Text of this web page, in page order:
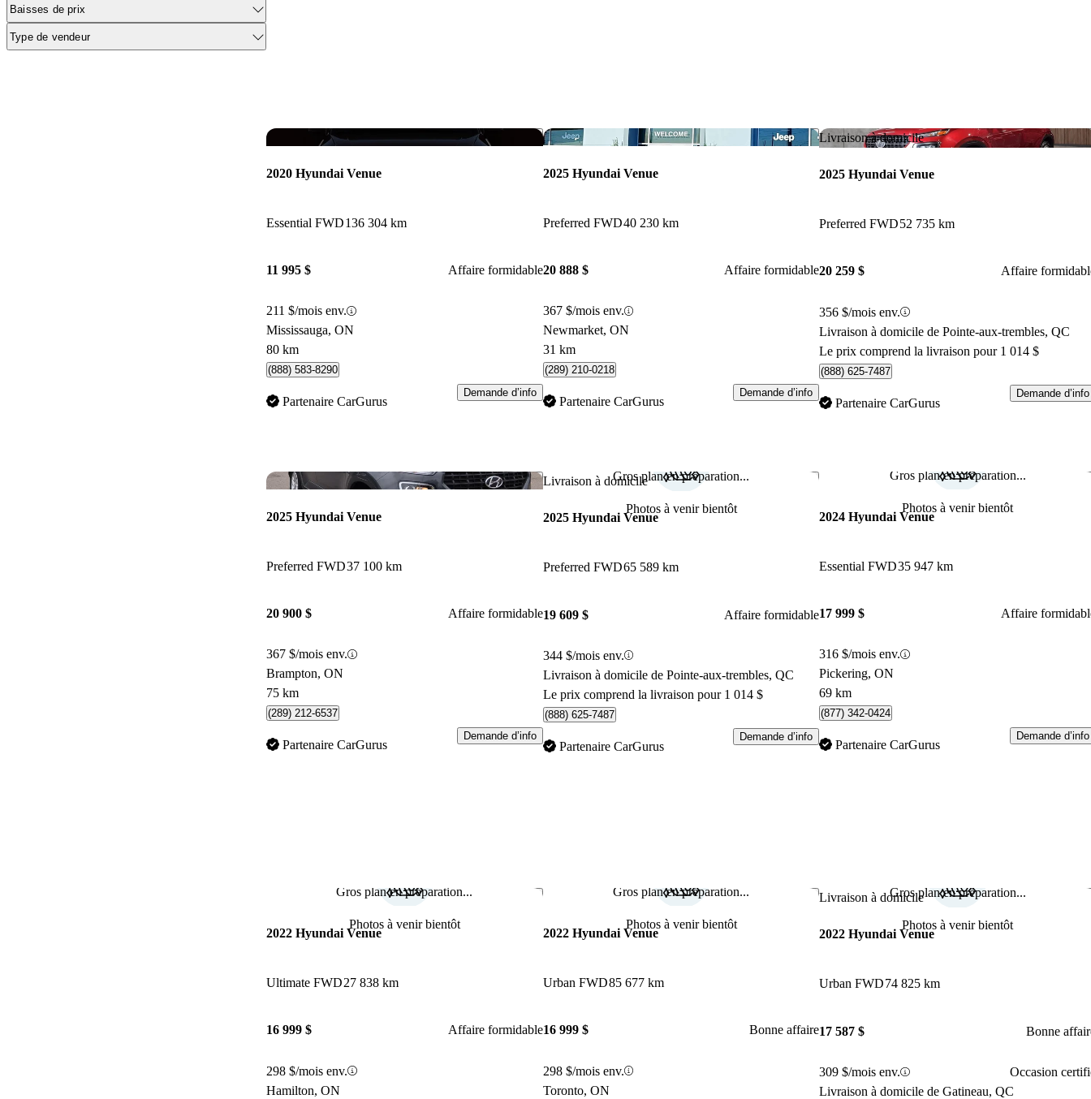
Baisses de prix
Type de vendeur
Enregistrer cette annonce
2020 Hyundai Venue
Essential FWD136 304 km
11 995 $ Affaire formidable
211 $/mois env.
Mississauga, ON
80 km
(888) 583-8290
Partenaire CarGurus
Demande d’info
Enregistrer cette annonce
2025 Hyundai Venue
Preferred FWD40 230 km
20 888 $ Affaire formidable
367 $/mois env.
Newmarket, ON
31 km
(289) 210-0218
Partenaire CarGurus
Demande d’info
Livraison à domicile
2025 Hyundai Venue
Preferred FWD52 735 km
20 259 $ Affaire
356 $/mois env.
Livraison à domicile de Pointe-aux-trembles, QC
Le prix comprend la livraison pour 1 014 $
(888) 625-7487
Partenaire CarGurus
Demande d’info
Enregistrer cette annonce
2025 Hyundai Venue
Preferred FWD37 100 km
20 900 $ Affaire formidable
367 $/mois env.
Brampton, ON
75 km
(289) 212-6537
Partenaire CarGurus
Demande d’info
Gros plan en préparation...
Photos à venir bientôt
Livraison à domicile Enregistrer cette annonce
2025 Hyundai Venue
Preferred FWD65 589 km
19 609 $ Affaire formidable
344 $/mois env.
Livraison à domicile de Pointe-aux-trembles, QC
Le prix comprend la livraison pour 1 014 $
(888) 625-7487
Partenaire CarGurus
Demande d’info
Gros plan en préparation...
Photos à venir bientôt
2024 Hyundai Venue
Essential FWD35 947 km
17 999 $ Affaire
316 $/mois env.
Pickering, ON
69 km
(877) 342-0424
Partenaire CarGurus
Demande d’info
Gros plan en préparation...
Photos à venir bientôt
Enregistrer cette annonce
2022 Hyundai Venue
Ultimate FWD27 838 km
16 999 $ Affaire formidable
298 $/mois env.
Hamilton, ON
Gros plan en préparation...
Photos à venir bientôt
Enregistrer cette annonce
2022 Hyundai Venue
Urban FWD85 677 km
16 999 $ Bonne affaire
298 $/mois env.
Toronto, ON
Gros plan en préparation...
Photos à venir bientôt
Livraison à domicile
2022 Hyundai Venue
Urban FWD74 825 km
17 587 $ Bonne
309 $/mois env.
Occasion
Livraison à domicile de Gatineau, QC